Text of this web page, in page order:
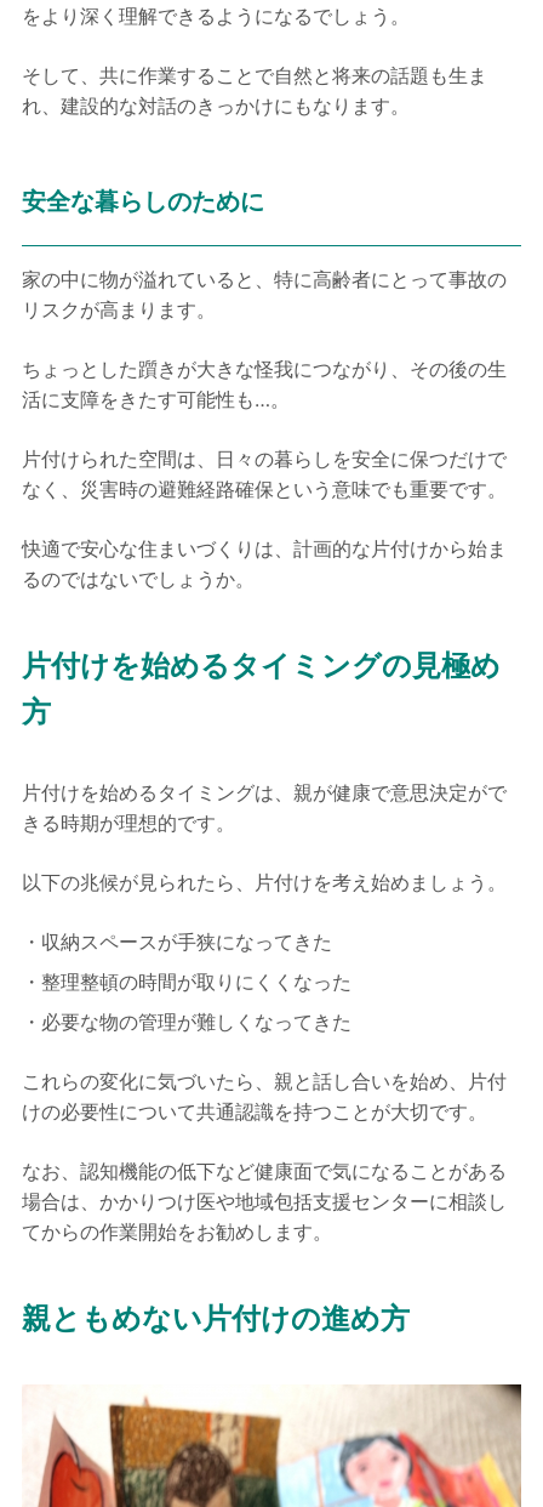
をより深く理解できるようになるでしょう。
そして、共に作業することで自然と将来の話題も生ま
れ、建設的な対話のきっかけにもなります。
安全な暮らしのために
家の中に物が溢れていると、特に高齢者にとって事故の
リスクが高まります。
ちょっとした躓きが大きな怪我につながり、その後の生
活に支障をきたす可能性も…。
片付けられた空間は、日々の暮らしを安全に保つだけで
なく、災害時の避難経路確保という意味でも重要です。
快適で安心な住まいづくりは、計画的な片付けから始ま
るのではないでしょうか。
片付けを始めるタイミングの見極め
方
片付けを始めるタイミングは、親が健康で意思決定がで
きる時期が理想的です。
以下の兆候が見られたら、片付けを考え始めましょう。
収納スペースが手狭になってきた
整理整頓の時間が取りにくくなった
必要な物の管理が難しくなってきた
これらの変化に気づいたら、親と話し合いを始め、片付
けの必要性について共通認識を持つことが大切です。
なお、認知機能の低下など健康面で気になることがある
場合は、かかりつけ医や地域包括支援センターに相談し
てからの作業開始をお勧めします。
親ともめない片付けの進め方